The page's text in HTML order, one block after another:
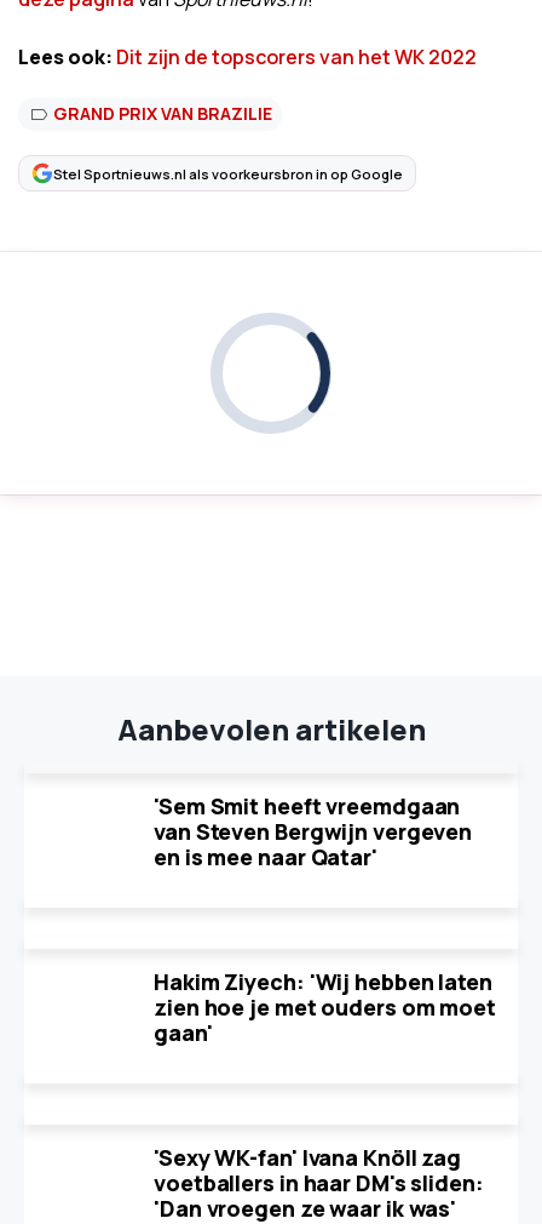
Lees ook: Dit zijn de topscorers van het WK 2022
GRAND PRIX VAN BRAZILIE
Stel Sportnieuws.nl als voorkeursbron in op Google
Aanbevolen artikelen
'Sem Smit heeft vreemdgaan
van Steven Bergwijn vergeven
en is mee naar Qatar'
Hakim Ziyech: 'Wij hebben laten
zien hoe je met ouders om moet
gaan'
'Sexy WK-fan' Ivana Knöll zag
voetballers in haar DM's sliden:
'Dan vroegen ze waar ik was'